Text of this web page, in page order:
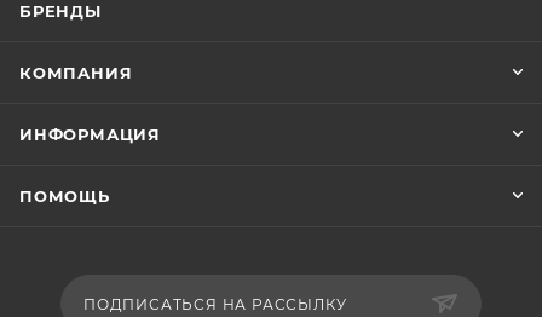
БРЕНДЫ
КОМПАНИЯ
ИНФОРМАЦИЯ
ПОМОЩЬ
ПОДПИСАТЬСЯ НА РАССЫЛКУ